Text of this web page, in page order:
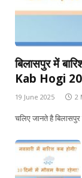
बिलासपुर में
Kab Hogi
19 June 2025 2
चलिए जानते है